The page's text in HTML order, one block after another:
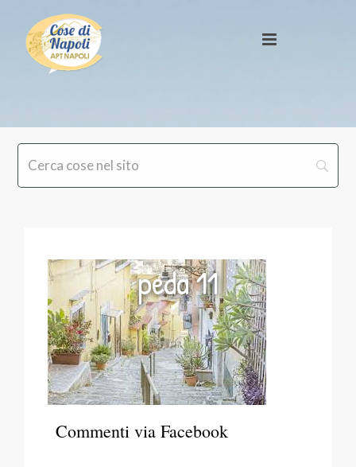
peda 11
Commenti via Facebook